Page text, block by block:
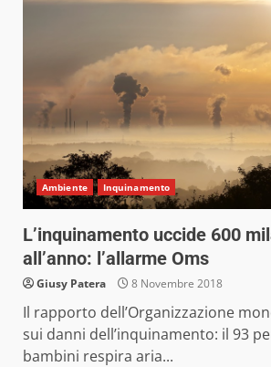
Ambiente Inquinamento
L’inquinamento uccide 600
all’anno: l’allarme Oms
Giusy Patera 8 Novembre 2018
Il rapporto dell’Organizzazione
sui danni dell’inquinamento: il 93
bambini respira aria...